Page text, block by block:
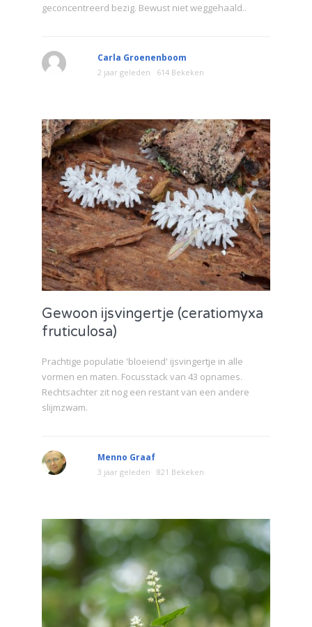
geconcentreerd bezig. Bewust niet weggehaald..
Carla Groenenboom
2 jaar geleden 614 Bekeken
Gewoon ijsvingertje (ceratiomyxa
fruticulosa)
Prachtige populatie 'bloeiend' ijsvingertje in alle
vormen en maten. Focusstack van 43 opnames.
Rechtsachter zit nog een restant van een andere
slijmzwam.
Menno Graaf
3 jaar geleden 821 Bekeken